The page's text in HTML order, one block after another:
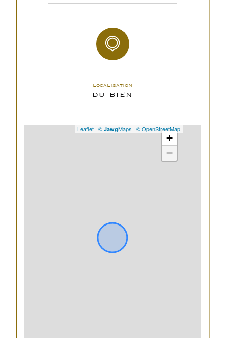
Localisation
DU BIEN
+
−
Leaflet | © JawgMaps | © OpenStreetMap